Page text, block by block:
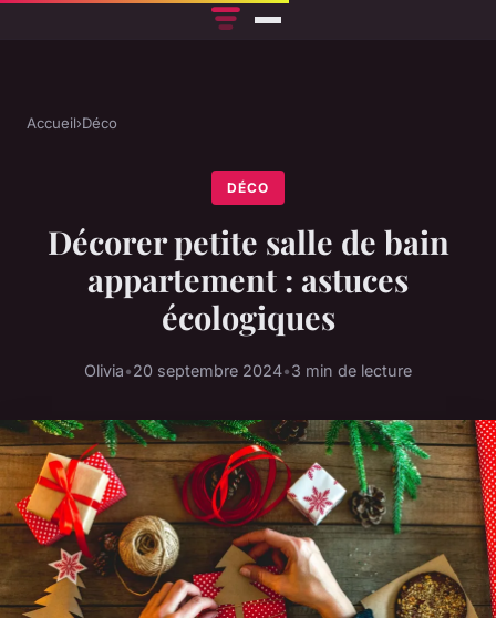
Accueil›Déco
DÉCO
Décorer petite salle de bain
appartement : astuces
écologiques
Olivia•20 septembre 2024•3 min de lecture